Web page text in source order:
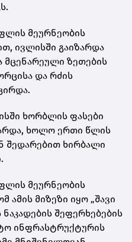
მეურნეობის
ივლისში გაიზარდა
მცენარეული ზეთების
და რძის
ხორბლის ფასები
ხოლო ერთი წლის
შედარებით ხირბალი
მეურნეობის
ამის მიზეზი იყო „შავი
შეფერხებების
ინფრასტრუქტურის